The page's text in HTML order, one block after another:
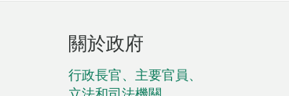
頁
腳
菜
關於政府
行政長官、主要官員、